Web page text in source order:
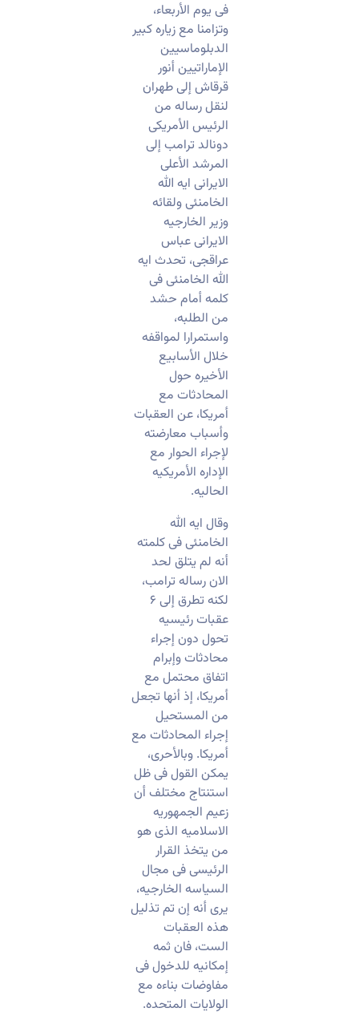
فی یوم الأربعاء،
وتزامنا مع زیاره کبیر
الدبلوماسیین
الإماراتیین أنور
قرقاش إلى طهران
لنقل رساله من
الرئیس الأمریکی
دونالد ترامب إلى
المرشد الأعلى
الایرانی ایه الله
الخامنئی ولقائه
وزیر الخارجیه
الایرانی عباس
عراقجی، تحدث ایه
الله الخامنئی فی
کلمه أمام حشد
من الطلبه،
واستمرارا لمواقفه
خلال الأسابیع
الأخیره حول
المحادثات مع
أمریکا، عن العقبات
وأسباب معارضته
لإجراء الحوار مع
الإداره الأمریکیه
الحالیه.
وقال ایه الله
الخامنئی فی کلمته
أنه لم یتلق لحد
الان رساله ترامب،
لکنه تطرق إلى ۶
عقبات رئیسیه
تحول دون إجراء
محادثات وإبرام
اتفاق محتمل مع
أمریکا، إذ أنها تجعل
من المستحیل
إجراء المحادثات مع
أمریکا. وبالأحرى،
یمکن القول فی ظل
استنتاج مختلف أن
زعیم الجمهوریه
الاسلامیه الذی هو
من یتخذ القرار
الرئیسی فی مجال
السیاسه الخارجیه،
یرى أنه إن تم تذلیل
هذه العقبات
الست، فان ثمه
إمکانیه للدخول فی
مفاوضات بناءه مع
الولایات المتحده.